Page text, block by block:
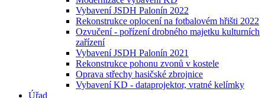
Vybavení JSDH Palonín 2022
Rekonstrukce oplocení na fotbalovém hřišti 2022
Ozvučení - pořízení drobného majetku kulturních
zařízení
Vybavení JSDH Palonín 2021
Rekonstrukce pohonu zvonů v kostele
Oprava střechy hasičské zbrojnice
Vybavení KD - dataprojektor, vratné kelímky
Úřad